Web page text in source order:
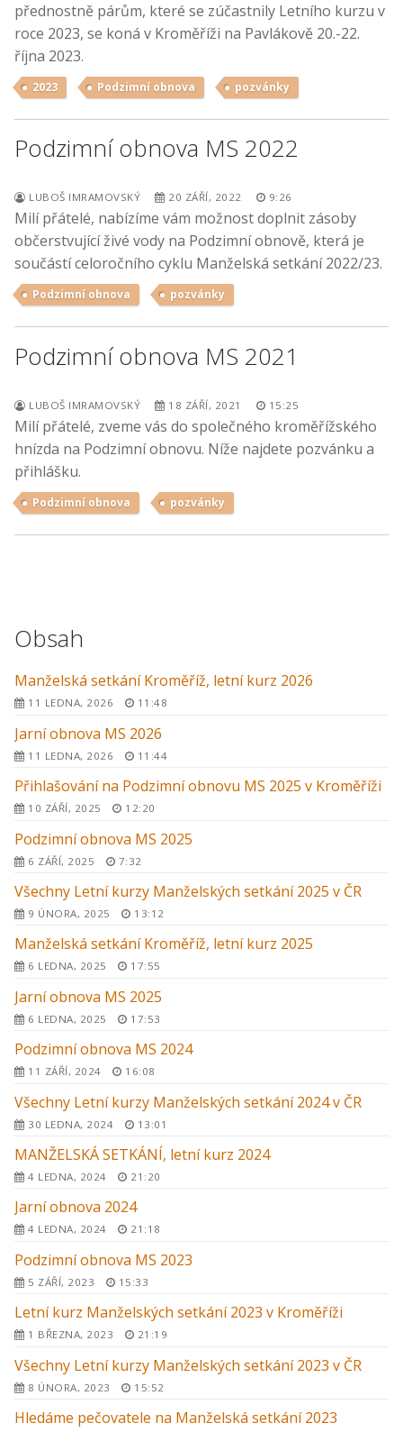
přednostně párům, které se zúčastnily Letního kurzu v
roce 2023, se koná v Kroměříži na Pavlákově 20.-22.
října 2023.
2023 Podzimní obnova pozvánky
Podzimní obnova MS 2022
LUBOŠ IMRAMOVSKÝ 20 ZÁŘÍ, 2022 9:26
Milí přátelé, nabízíme vám možnost doplnit zásoby
občerstvující živé vody na Podzimní obnově, která je
součástí celoročního cyklu Manželská setkání 2022/23.
Podzimní obnova pozvánky
Podzimní obnova MS 2021
LUBOŠ IMRAMOVSKÝ 18 ZÁŘÍ, 2021 15:25
Milí přátelé, zveme vás do společného kroměřížského
hnízda na Podzimní obnovu. Níže najdete pozvánku a
přihlášku.
Podzimní obnova pozvánky
Obsah
Manželská setkání Kroměříž, letní kurz 2026
11 LEDNA, 2026 11:48
Jarní obnova MS 2026
11 LEDNA, 2026 11:44
Přihlašování na Podzimní obnovu MS 2025 v Kroměříži
10 ZÁŘÍ, 2025 12:20
Podzimní obnova MS 2025
6 ZÁŘÍ, 2025 7:32
Všechny Letní kurzy Manželských setkání 2025 v ČR
9 ÚNORA, 2025 13:12
Manželská setkání Kroměříž, letní kurz 2025
6 LEDNA, 2025 17:55
Jarní obnova MS 2025
6 LEDNA, 2025 17:53
Podzimní obnova MS 2024
11 ZÁŘÍ, 2024 16:08
Všechny Letní kurzy Manželských setkání 2024 v ČR
30 LEDNA, 2024 13:01
MANŽELSKÁ SETKÁNÍ, letní kurz 2024
4 LEDNA, 2024 21:20
Jarní obnova 2024
4 LEDNA, 2024 21:18
Podzimní obnova MS 2023
5 ZÁŘÍ, 2023 15:33
Letní kurz Manželských setkání 2023 v Kroměříži
1 BŘEZNA, 2023 21:19
Všechny Letní kurzy Manželských setkání 2023 v ČR
8 ÚNORA, 2023 15:52
Hledáme pečovatele na Manželská setkání 2023